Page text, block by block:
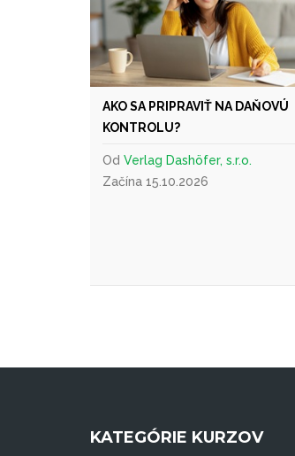
AKO SA PRIPRAVIŤ NA DAŇOVÚ
KONTROLU?
Od Verlag Dashöfer, s.r.o.
Začína 15.10.2026
KATEGÓRIE KURZOV